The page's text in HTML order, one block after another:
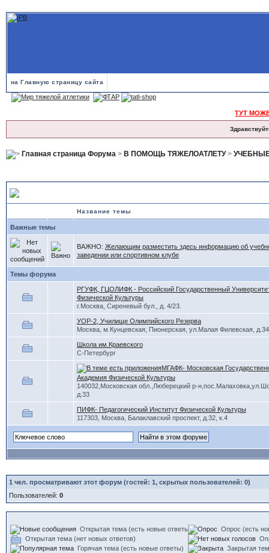
на Главную страницу сайта
ТУТ
Главная страница Форума> В ПОМОЩЬ ТЯЖЕЛОАТЛЕТУ>
Название темы
Важные темы
ВАЖНО: Желающим разместить здесь информацию об
заведении или спортивном клубе
Темы форума
РГУФК, ГЦОЛИФК - Российский Государственный
Физической Культуры
г.Москва, Сиреневый бул., д. 4/23.
УОР-2, Училище Олимпийского Резерва
Москва, м.Кунцевская, Пионерская, ул.Малая Филевская,
Школа им.Краевского
С-Петербург
МГАФК- Московская
Академия Физической Культуры
140032,Московская обл.,Люберецкий р-
д.33
ПИФК- Педагогический Институт Физической Культуры
117303, Москва, Балаклавский проспект, д.32, к.4
1 чел. просматривают этот форум (гостей: 1, скрытых пользователей: 0)
Пользователей: 0
Открытая тема (есть новые ответы)
Открытая тема (нет новых ответов)
Горячая тема (есть новые ответы)
Опрос (есть
Закрытая